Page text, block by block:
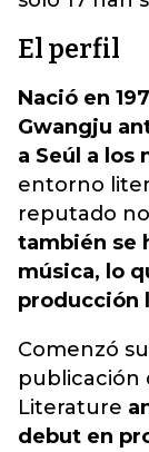
El perfil
Nació en
Gwangju
a Seúl a los
entorno
reputado
también se
música, lo
producción
Comenzó
publicación
Literature
debut en